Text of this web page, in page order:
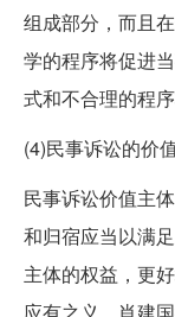
组成部分，而且
学的程序将促进
式和不合理的程
(4)民事诉讼的价
民事诉讼价值主
和归宿应当以满
主体的权益，更